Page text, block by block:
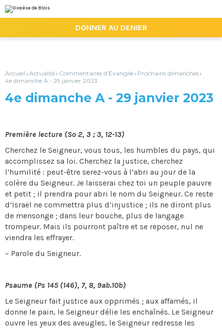
au
contenu.
la
personnels
DONNER AU DENIER
Accueil › Actualité› Commentaires d’Évangile› Prochains dimanches›
4e dimanche A - 29 janvier 2023
4e dimanche A - 29 janvier 2023
Première lecture (So 2, 3 ; 3, 12-13)
Cherchez le Seigneur, vous tous, les humbles du pays, qui
accomplissez sa loi. Cherchez la justice, cherchez
l’humilité : peut-être serez-vous à l’abri au jour de la
colère du Seigneur. Je laisserai chez toi un peuple pauvre
et petit ; il prendra pour abri le nom du Seigneur. Ce reste
d’Israël ne commettra plus d’injustice ; ils ne diront plus
de mensonge ; dans leur bouche, plus de langage
trompeur. Mais ils pourront paître et se reposer, nul ne
viendra les effrayer.
– Parole du Seigneur.
Psaume (Ps 145 (146), 7, 8, 9ab.10b)
Le Seigneur fait justice aux opprimés ; aux affamés, il
donne le pain, le Seigneur délie les enchaînés. Le Seigneur
ouvre les yeux des aveugles, le Seigneur redresse les